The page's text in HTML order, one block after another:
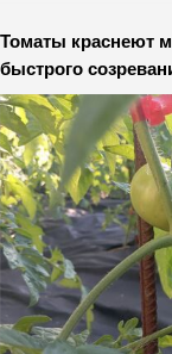
Томаты краснеют
быстрого